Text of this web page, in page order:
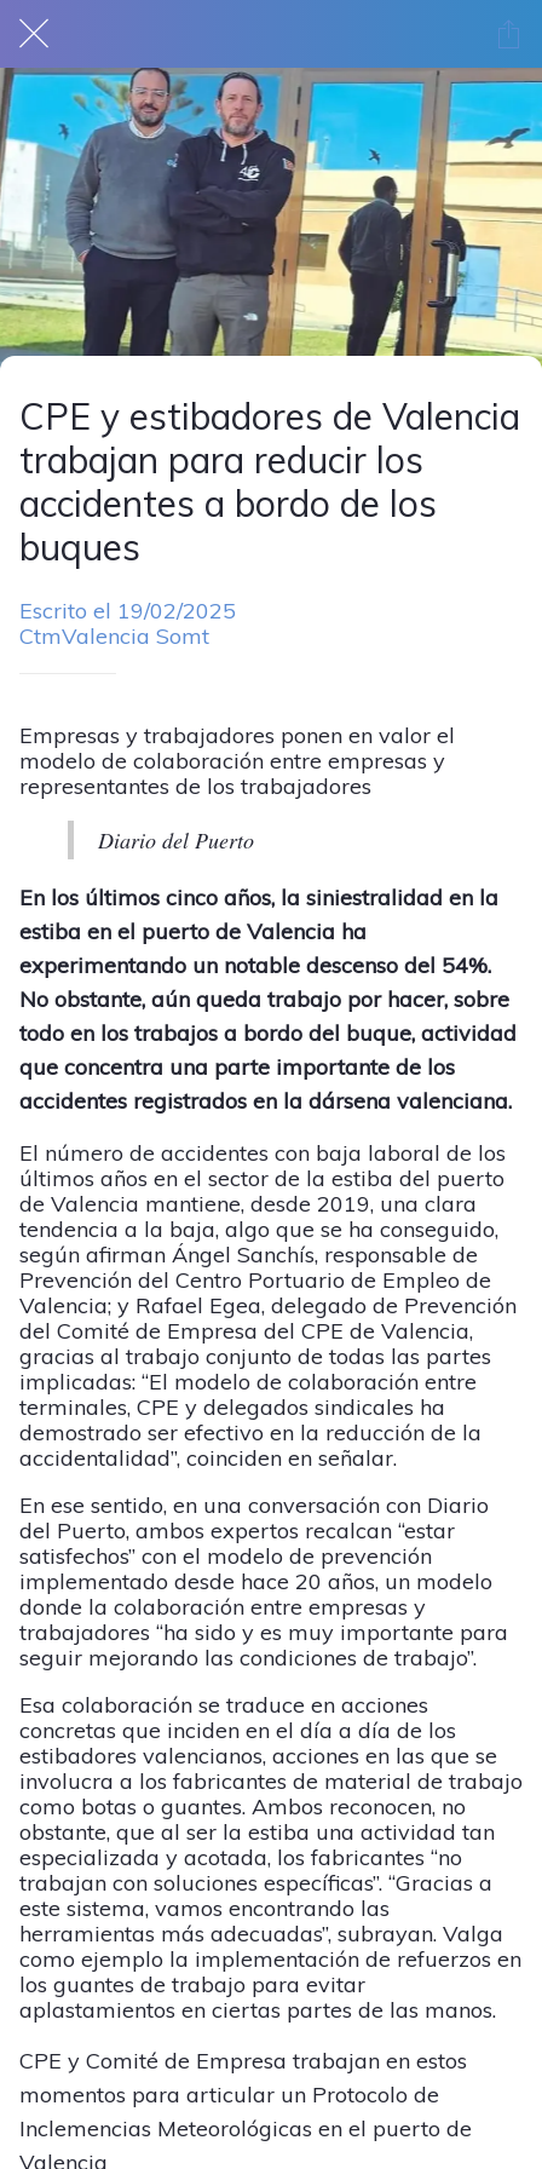
CPE y estibadores de Valencia
trabajan para reducir los
accidentes a bordo de los
buques
Escrito el 19/02/2025
CtmValencia Somt
Empresas y trabajadores ponen en valor el
modelo de colaboración entre empresas y
representantes de los trabajadores
Diario del Puerto
En los últimos cinco años, la siniestralidad en la
estiba en el puerto de Valencia ha
experimentando un notable descenso del 54%.
No obstante, aún queda trabajo por hacer, sobre
todo en los trabajos a bordo del buque, actividad
que concentra una parte importante de los
accidentes registrados en la dársena valenciana.
El número de accidentes con baja laboral de los
últimos años en el sector de la estiba del puerto
de Valencia mantiene, desde 2019, una clara
tendencia a la baja, algo que se ha conseguido,
según afirman Ángel Sanchís, responsable de
Prevención del Centro Portuario de Empleo de
Valencia; y Rafael Egea, delegado de Prevención
del Comité de Empresa del CPE de Valencia,
gracias al trabajo conjunto de todas las partes
implicadas: “El modelo de colaboración entre
terminales, CPE y delegados sindicales ha
demostrado ser efectivo en la reducción de la
accidentalidad”, coinciden en señalar.
En ese sentido, en una conversación con Diario
del Puerto, ambos expertos recalcan “estar
satisfechos” con el modelo de prevención
implementado desde hace 20 años, un modelo
donde la colaboración entre empresas y
trabajadores “ha sido y es muy importante para
seguir mejorando las condiciones de trabajo”.
Esa colaboración se traduce en acciones
concretas que inciden en el día a día de los
estibadores valencianos, acciones en las que se
involucra a los fabricantes de material de trabajo
como botas o guantes. Ambos reconocen, no
obstante, que al ser la estiba una actividad tan
especializada y acotada, los fabricantes “no
trabajan con soluciones específicas”. “Gracias a
este sistema, vamos encontrando las
herramientas más adecuadas”, subrayan. Valga
como ejemplo la implementación de refuerzos en
los guantes de trabajo para evitar
aplastamientos en ciertas partes de las manos.
CPE y Comité de Empresa trabajan en estos
momentos para articular un Protocolo de
Inclemencias Meteorológicas en el puerto de
Valencia